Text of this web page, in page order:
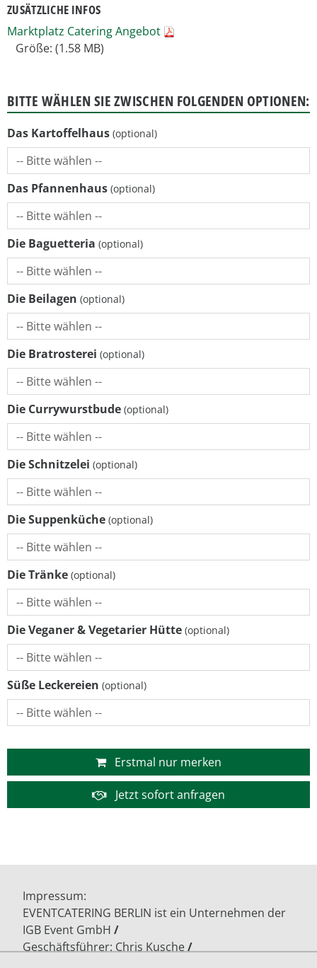
ZUSÄTZLICHE INFOS
Marktplatz Catering Angebot
Größe: (1.58 MB)
BITTE WÄHLEN SIE ZWISCHEN FOLGENDEN OPTIONEN:
Das Kartoffelhaus
Das Pfannenhaus
Die Baguetteria
Die Beilagen
Die Bratrosterei
Die Currywurstbude
Die Schnitzelei
Die Suppenküche
Die Tränke
Die Veganer & Vegetarier Hütte
Süße Leckereien
Erstmal nur merken
Jetzt sofort anfragen
Impressum
EVENTCATERING BERLIN ist ein Unternehmen der
IGB Event GmbH
Geschäftsführer: Chris Kusche